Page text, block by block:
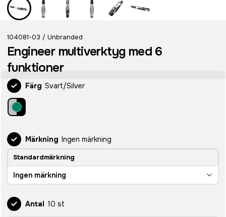
104081-03 / Unbranded
Engineer multiverktyg med 6
funktioner
Färg Svart/Silver
Märkning Ingen märkning
Standardmärkning
Ingen märkning
Antal 10 st